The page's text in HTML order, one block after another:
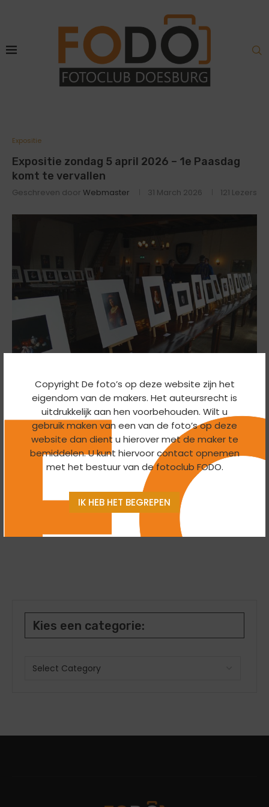
Copyright De foto’s op deze website zijn het
eigendom van de makers. Het auteursrecht is
uitdrukkelijk aan hen voorbehouden. Wilt u
gebruik maken van een van de foto’s op deze
website dan dient u hierover met de maker te
bemiddelen. U kunt hiervoor contact opnemen
met het bestuur van de fotoclub FODO.
IK HEB HET BEGREPEN
Expositie
Expositie zondag 5 april 2026 – 1e Paasdag
komt te vervallen
Geschreven door Webmaster 31 March 2026 121 Lezers
Helaas komt de volgende expositie te vervallen
omdat de bovenzaal van de Waag al in gebruik is. Dat
betekent dat de eerst volgende expositi in mei zal zijn.
We hopen u daar allemaal te zien. Tot ziens!
Kies een categorie: